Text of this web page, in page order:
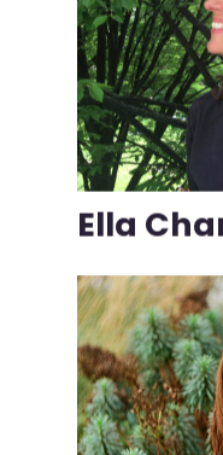
Ella